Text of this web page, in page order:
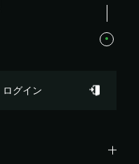
ログイン